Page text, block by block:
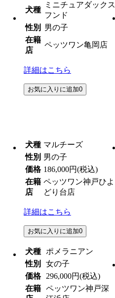
犬種
ミニチュアダックス
フンド
性別
男の子
在籍
店
ペッツワン亀岡店
詳細はこちら
お気に入りに追加0
犬種 マルチーズ
性別 男の子
価格 186,000円(税込)
在籍
店
ペッツワン神戸ひよ
どり台店
詳細はこちら
お気に入りに追加0
犬種
ポメラニアン
性別
女の子
価格
296,000円(税込)
在籍 ペッツワン神戸深